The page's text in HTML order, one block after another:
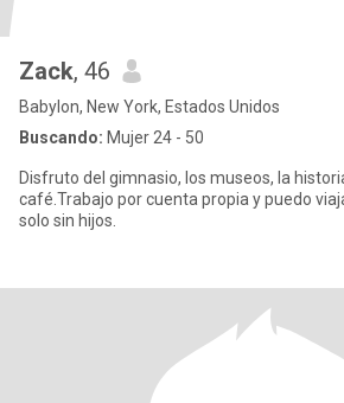
Zack, 46
Babylon, New York, Estados Unidos
Buscando: Mujer 24 - 50
Disfruto del gimnasio, los museos, la
café.Trabajo por cuenta propia y puedo viajar
solo sin hijos.